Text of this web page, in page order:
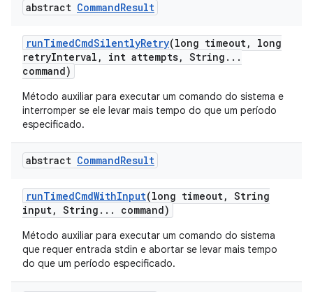
abstract CommandResult
runTimedCmdSilentlyRetry(long timeout,
long
retryInterval , int attempts, String . . .
command)
Método auxiliar para executar um comando do sistema e
interromper se ele levar mais tempo do que um período
especificado.
abstract CommandResult
runTimedCmdWithInput(long timeout, String
input, String . . . command)
Método auxiliar para executar um comando do sistema
que requer entrada stdin e abortar se levar mais tempo
do que um período especificado.